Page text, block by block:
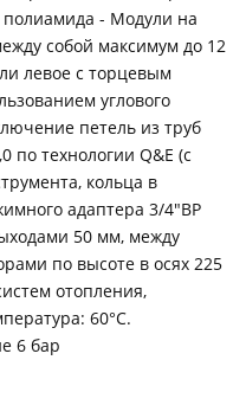
полиамида - Модули на
собой максимум до 12
левое с торцевым
углового
петель из труб
по технологии Q&E (с
кольца в
адаптера 3/4"ВР
50 мм, между
по высоте в осях 225
отопления,
60°C.
6 бар